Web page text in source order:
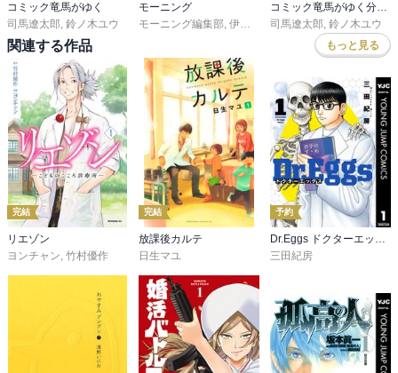
消しそうな気がしませんか？
それにしても、家事育児はともかく、奥さんの話くらいちゃんと聞
いてやれよ…。あと、特に乳児期は愛情とかは横に置いておいて、
赤ちゃん死なせないように安全確実に作業を繰り返せる「プロチ
チ」の主人公直を見習えよ、って思ったりしました。
結局、説明された「リスク」が目の前に具体的な形として表れて、
初めて奥さんと子供の命が本当に失われるかもしれないことに狼狽
えて帝王切開に切り替えるよう頼みこむその姿からは、まだこれか
ら始まる育児に主体的に係わろうなんて覚悟は微塵も感じられませ
ん。秋野さんが悲しい思いをしないですむよう、祈るばかりです。
あと、スタンスの違いからサクラ先生と四宮先生が対立するのはい
つものパターン。四宮先生の、合理的で、妊婦さんや赤ちゃんを死
なせないという筋を通しつつ、でも嫌味ったらしくなっちゃうんだ
けど、だけどやっぱり緊急帝王切開に備えて待機してるっていうツ
ンデレっぷりが大好きです。こんな2人の信頼関係は、帝王切開に切
り替えるとき、後ろを振り向きもせず「四宮先生……」「帝王切開
だ」と呼びかけるサクラ先生と、やっぱりそこにいる四宮先生とい
コミック竜馬がゆく
司馬遼太郎, 鈴ノ木ユウ
モーニング
モーニング編集部, 伊咲智太 ,オオイシヒロト,森高夕
コミック竜馬がゆく分冊版
司馬遼太郎, 鈴ノ木ユウ
関連する作品 もっと見る
完結
リエゾン
ヨンチャン 竹村優作
完結
放課後カルテ
日生マユ
予約
三田紀房